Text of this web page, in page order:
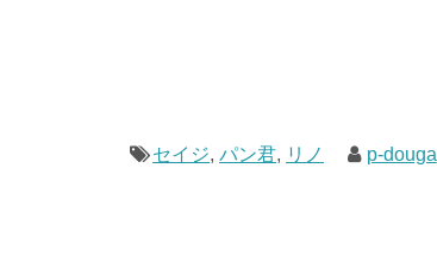
セイジ,パン君, リノ p-douga